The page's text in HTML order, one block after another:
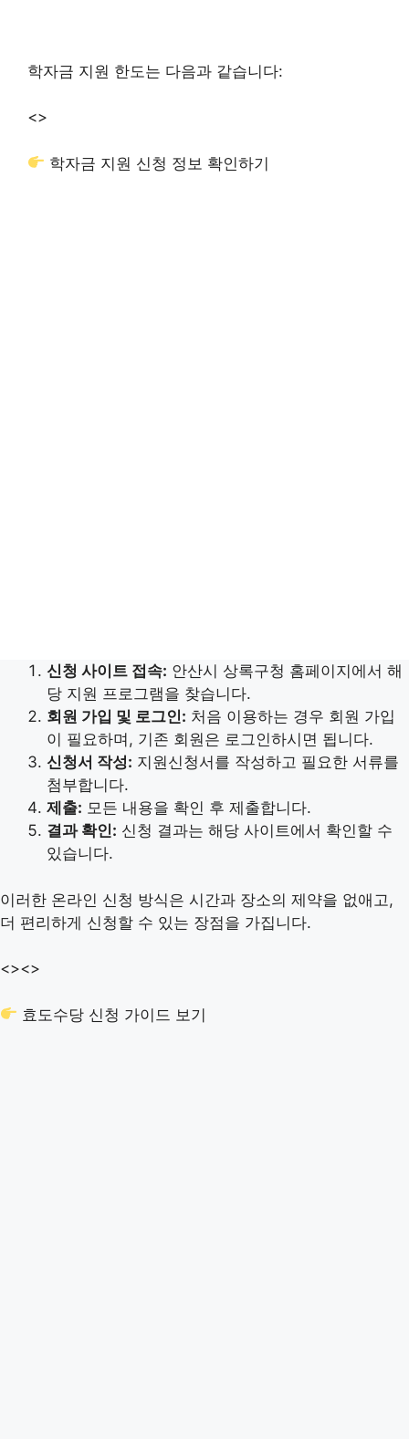
학자금 지원 한도는 다음과 같습니다:
<>
학자금 지원 신청 정보 확인하기
신청 사이트 접속: 안산시 상록구청 홈페이지에서 해
당 지원 프로그램을 찾습니다.
회원 가입 및 로그인: 처음 이용하는 경우 회원 가입
이 필요하며, 기존 회원은 로그인하시면 됩니다.
신청서 작성: 지원신청서를 작성하고 필요한 서류를
첨부합니다.
제출: 모든 내용을 확인 후 제출합니다.
결과 확인: 신청 결과는 해당 사이트에서 확인할 수
있습니다.
이러한 온라인 신청 방식은 시간과 장소의 제약을 없애고,
더 편리하게 신청할 수 있는 장점을 가집니다.
<><>
효도수당 신청 가이드 보기